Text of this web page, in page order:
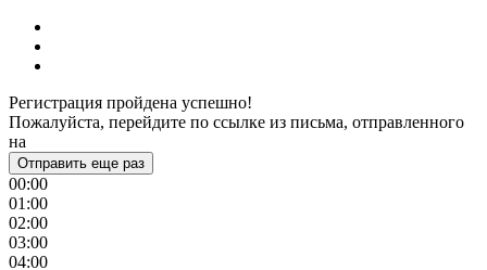
Регистрация пройдена успешно!
Пожалуйста, перейдите по ссылке из письма, отправленного
на
Отправить еще раз
00:00
01:00
02:00
03:00
04:00